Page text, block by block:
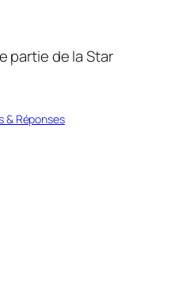
& Réponses